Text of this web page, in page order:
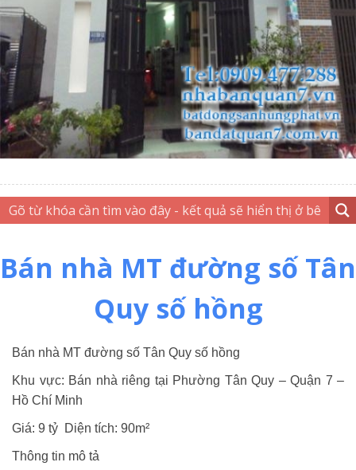
Bán nhà MT đường số Tân
Quy số hồng
Bán nhà MT đường số Tân Quy số hồng
Khu vực: Bán nhà riêng tại Phường Tân Quy – Quận 7 –
Hồ Chí Minh
Giá: 9 tỷ Diện tích: 90m²
Thông tin mô tả